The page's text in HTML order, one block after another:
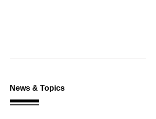
News & Topics